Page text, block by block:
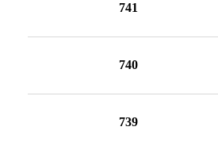
741
740
739